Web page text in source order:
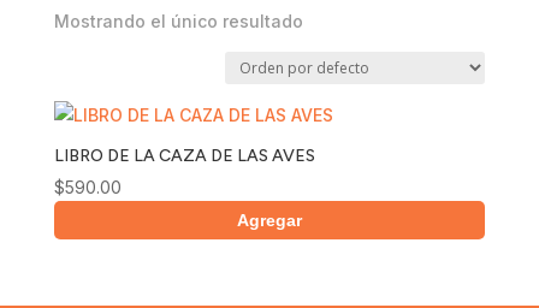
Mostrando el único resultado
LIBRO DE LA CAZA DE LAS AVES
$590.00
Agregar